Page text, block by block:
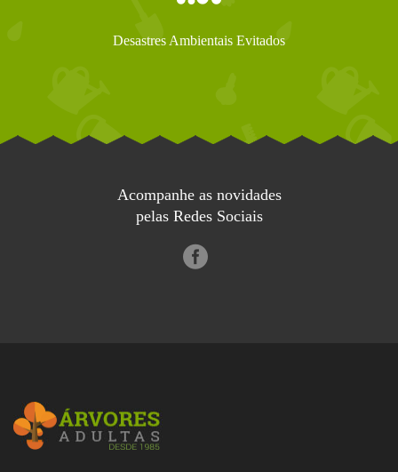
Desastres Ambientais Evitados
Acompanhe as novidades
pelas Redes Sociais